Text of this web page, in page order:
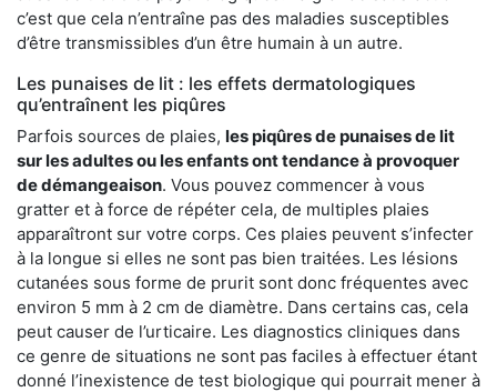
c’est que cela n’entraîne pas des maladies susceptibles
d’être transmissibles d’un être humain à un autre.
Les punaises de lit : les effets dermatologiques
qu’entraînent les piqûres
Parfois sources de plaies, les piqûres de punaises de lit
sur les adultes ou les enfants ont tendance à provoquer
de démangeaison. Vous pouvez commencer à vous
gratter et à force de répéter cela, de multiples plaies
apparaîtront sur votre corps. Ces plaies peuvent s’infecter
à la longue si elles ne sont pas bien traitées. Les lésions
cutanées sous forme de prurit sont donc fréquentes avec
environ 5 mm à 2 cm de diamètre. Dans certains cas, cela
peut causer de l’urticaire. Les diagnostics cliniques dans
ce genre de situations ne sont pas faciles à effectuer étant
donné l’inexistence de test biologique qui pourrait mener à